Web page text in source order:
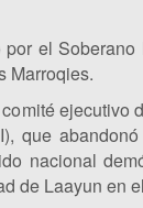
el
Marroqies.
ejecutivo
que
nacional
de Laayun en